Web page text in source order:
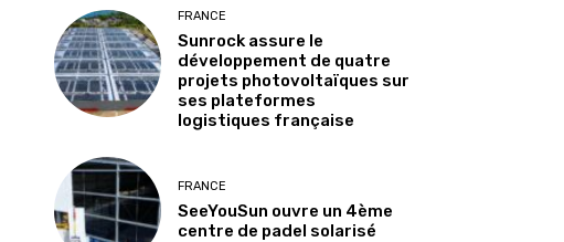
FRANCE
Sunrock assure le
développement de quatre
projets photovoltaïques sur
ses plateformes
logistiques française
FRANCE
SeeYouSun ouvre un 4ème
centre de padel solarisé